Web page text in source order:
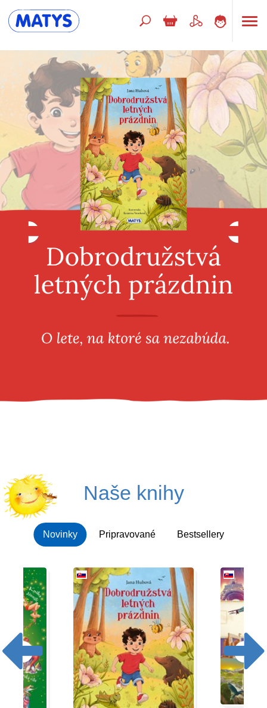
Beletria pre deti
Doplnkový sortiment
Jazyky
Poézia
Populárno - náučné pre deti
Predškoláci
Výchova a pedagogika
Všetky kategórie
Naše knihy
Novinky Pripravované Bestsellery